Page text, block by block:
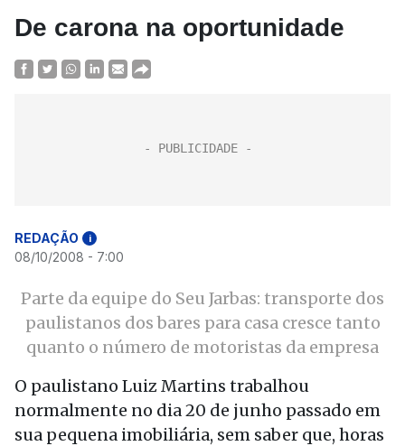
De carona na oportunidade
REDAÇÃO i
08/10/2008 - 7:00
Parte da equipe do Seu Jarbas: transporte dos
paulistanos dos bares para casa cresce tanto
quanto o número de motoristas da empresa
O paulistano Luiz Martins trabalhou
normalmente no dia 20 de junho passado em
sua pequena imobiliária, sem saber que, horas